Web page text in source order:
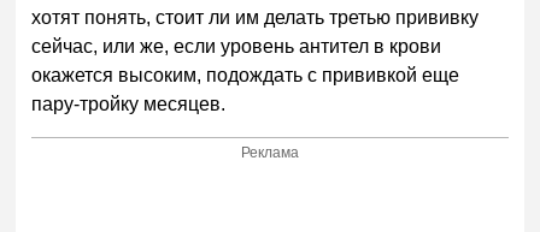
хотят понять, стоит ли им делать третью прививку
сейчас, или же, если уровень антител в крови
окажется высоким, подождать с прививкой еще
пару-тройку месяцев.
Реклама